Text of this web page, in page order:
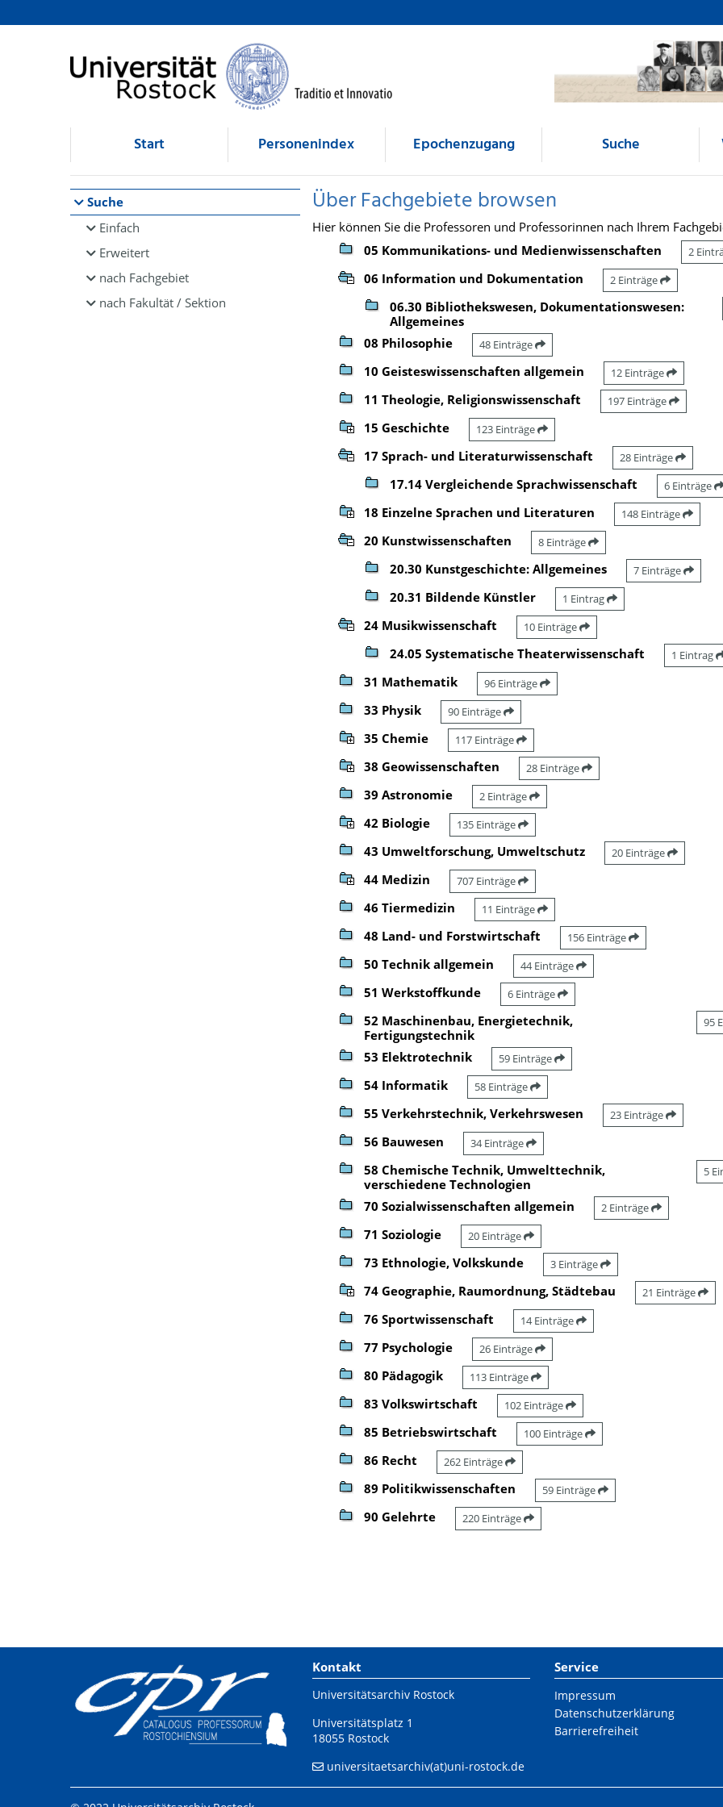
Browsen
direkt zum Inhalt
Start Personenindex Epochenzugang Suche
Suche
Einfach
Erweitert
nach Fachgebiet
nach Fakultät / Sektion
Über Fachgebiete browsen
Hier können Sie die Professoren und Professorinnen nach Ihrem
05 Kommunikations- und Medienwissenschaften
2
06 Information und Dokumentation 2 Einträge
06.30 Bibliothekswesen, Dokumentationswesen:
Allgemeines
08 Philosophie 48 Einträge
10 Geisteswissenschaften allgemein 12 Einträge
11 Theologie, Religionswissenschaft 197 Einträge
15 Geschichte 123 Einträge
17 Sprach- und Literaturwissenschaft 28 Einträge
17.14 Vergleichende Sprachwissenschaft 6 Einträge
18 Einzelne Sprachen und Literaturen 148 Einträge
20 Kunstwissenschaften 8 Einträge
20.30 Kunstgeschichte: Allgemeines 7 Einträge
20.31 Bildende Künstler 1 Eintrag
24 Musikwissenschaft 10 Einträge
24.05 Systematische Theaterwissenschaft 1 Eintrag
31 Mathematik 96 Einträge
33 Physik 90 Einträge
35 Chemie 117 Einträge
38 Geowissenschaften 28 Einträge
39 Astronomie 2 Einträge
42 Biologie 135 Einträge
43 Umweltforschung, Umweltschutz 20 Einträge
44 Medizin 707 Einträge
46 Tiermedizin 11 Einträge
48 Land- und Forstwirtschaft 156 Einträge
50 Technik allgemein 44 Einträge
51 Werkstoffkunde 6 Einträge
52 Maschinenbau, Energietechnik,
Fertigungstechnik
95
53 Elektrotechnik 59 Einträge
54 Informatik 58 Einträge
55 Verkehrstechnik, Verkehrswesen 23 Einträge
56 Bauwesen 34 Einträge
58 Chemische Technik, Umwelttechnik,
verschiedene Technologien
5
70 Sozialwissenschaften allgemein 2 Einträge
71 Soziologie 20 Einträge
73 Ethnologie, Volkskunde 3 Einträge
74 Geographie, Raumordnung, Städtebau 21 Einträge
76 Sportwissenschaft 14 Einträge
77 Psychologie 26 Einträge
80 Pädagogik 113 Einträge
83 Volkswirtschaft 102 Einträge
85 Betriebswirtschaft 100 Einträge
86 Recht 262 Einträge
89 Politikwissenschaften 59 Einträge
90 Gelehrte 220 Einträge
Kontakt
Universitätsarchiv Rostock
Universitätsplatz 1
18055 Rostock
universitaetsarchiv(at)uni-rostock.de
Service
Impressum
Datenschutzerklärung
Barrierefreiheit